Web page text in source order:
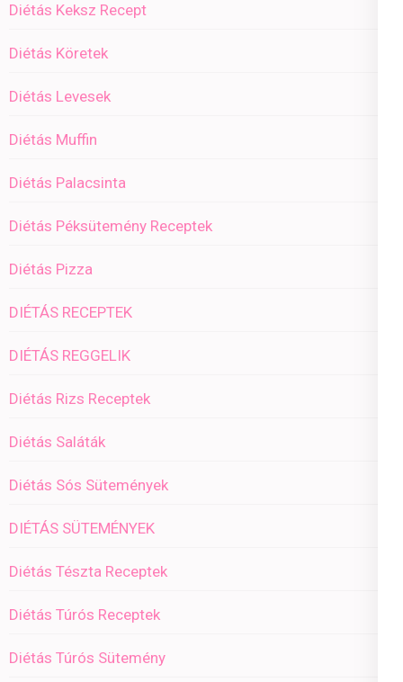
Diétás Keksz Recept
Diétás Köretek
Diétás Levesek
Diétás Muffin
Diétás Palacsinta
Diétás Péksütemény Receptek
Diétás Pizza
DIÉTÁS RECEPTEK
DIÉTÁS REGGELIK
Diétás Rizs Receptek
Diétás Saláták
Diétás Sós Sütemények
DIÉTÁS SÜTEMÉNYEK
Diétás Tészta Receptek
Diétás Túrós Receptek
Diétás Túrós Sütemény